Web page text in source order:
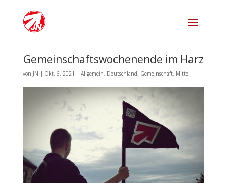
Gemeinschaftswochenende im Harz
von JN | Okt. 6, 2021 | Allgemein, Deutschland, Gemeinschaft, Mitte